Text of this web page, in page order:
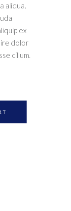
aliqua.
ex
ire dolor
cillum.